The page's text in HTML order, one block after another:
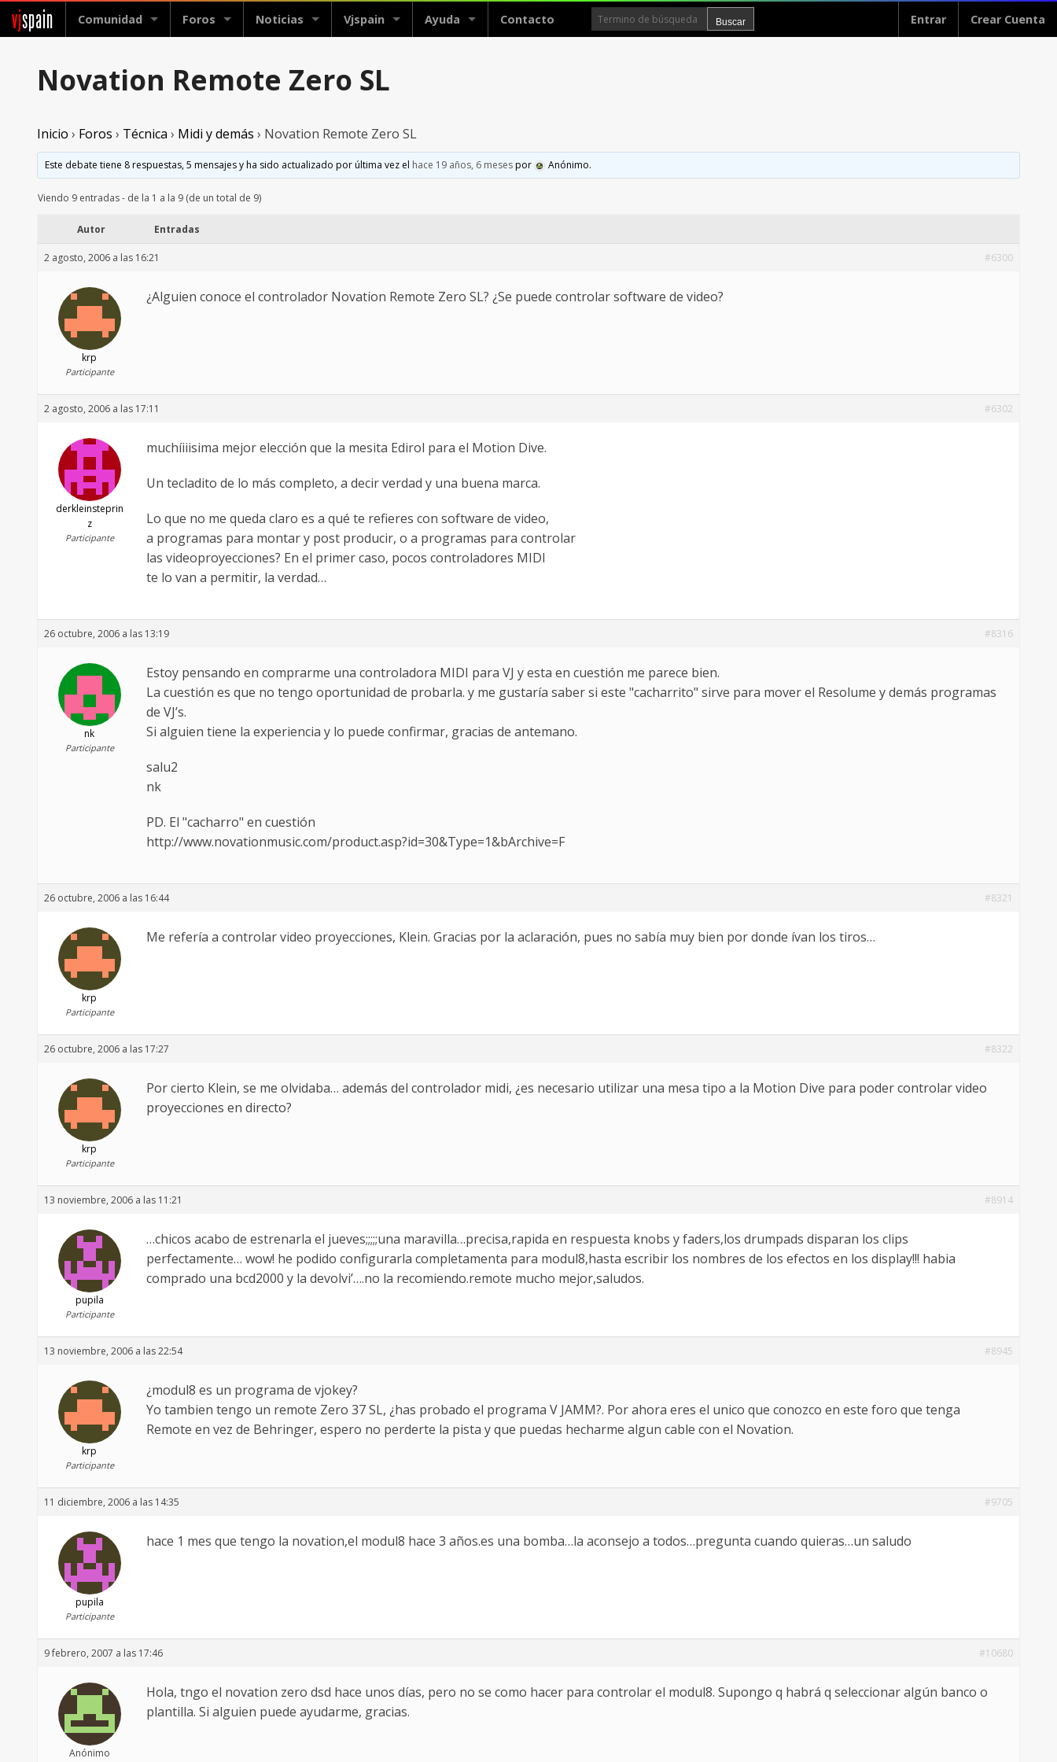
vjspain Comunidad Foros Noticias Vjspain Ayuda Contacto Entrar Crear Cuenta
Novation Remote Zero SL
Inicio › Foros › Técnica › Midi y demás › Novation Remote Zero SL
Este debate tiene 8 respuestas, 5 mensajes y ha sido actualizado por última vez el hace 19 años, 6 mesespor Anónimo.
Viendo 9 entradas - de la 1 a la 9 (de un total de 9)
Autor Entradas
2 agosto, 2006 a las 16:21 #6300
krp
Participante
¿Alguien conoce el controlador Novation Remote Zero SL? ¿Se puede controlar software de video?
2 agosto, 2006 a las 17:11 #6302
derkleinsteprin
z
Participante
muchíiiisima mejor elección que la mesita Edirol para el Motion Dive.
Un tecladito de lo más completo, a decir verdad y una buena marca.
Lo que no me queda claro es a qué te refieres con software de video,
a programas para montar y post producir, o a programas para controlar
las videoproyecciones? En el primer caso, pocos controladores MIDI
te lo van a permitir, la verdad…
26 octubre, 2006 a las 13:19 #8316
nk
Participante
Estoy pensando en comprarme una controladora MIDI para VJ y esta en cuestión me parece bien.
La cuestión es que no tengo oportunidad de probarla. y me gustaría saber si este "cacharrito" sirve para mover el Resolume y demás programas
de VJ’s.
Si alguien tiene la experiencia y lo puede confirmar, gracias de antemano.
salu2
nk
PD. El "cacharro" en cuestión
http://www.novationmusic.com/product.asp?id=30&Type=1&bArchive=F
26 octubre, 2006 a las 16:44 #8321
krp
Participante
Me refería a controlar video proyecciones, Klein. Gracias por la aclaración, pues no sabía muy bien por donde ívan los tiros…
26 octubre, 2006 a las 17:27 #8322
krp
Participante
Por cierto Klein, se me olvidaba… además del controlador midi, ¿es necesario utilizar una mesa tipo a la Motion Dive para poder controlar video
proyecciones en directo?
13 noviembre, 2006 a las 11:21 #8914
pupila
Participante
…chicos acabo de estrenarla el jueves;;;;;una maravilla…precisa,rapida en respuesta knobs y faders,los drumpads disparan los clips
perfectamente… wow! he podido configurarla completamenta para modul8,hasta escribir los nombres de los efectos en los display!!! habia
comprado una bcd2000 y la devolvi’….no la recomiendo.remote mucho mejor,saludos.
13 noviembre, 2006 a las 22:54 #8945
krp
Participante
¿modul8 es un programa de vjokey?
Yo tambien tengo un remote Zero 37 SL, ¿has probado el programa V JAMM?. Por ahora eres el unico que conozco en este foro que tenga
Remote en vez de Behringer, espero no perderte la pista y que puedas hecharme algun cable con el Novation.
11 diciembre, 2006 a las 14:35 #9705
pupila
Participante
hace 1 mes que tengo la novation,el modul8 hace 3 años.es una bomba…la aconsejo a todos…pregunta cuando quieras…un saludo
9 febrero, 2007 a las 17:46 #10680
Anónimo
Hola, tngo el novation zero dsd hace unos días, pero no se como hacer para controlar el modul8. Supongo q habrá q seleccionar algún banco o
plantilla. Si alguien puede ayudarme, gracias.